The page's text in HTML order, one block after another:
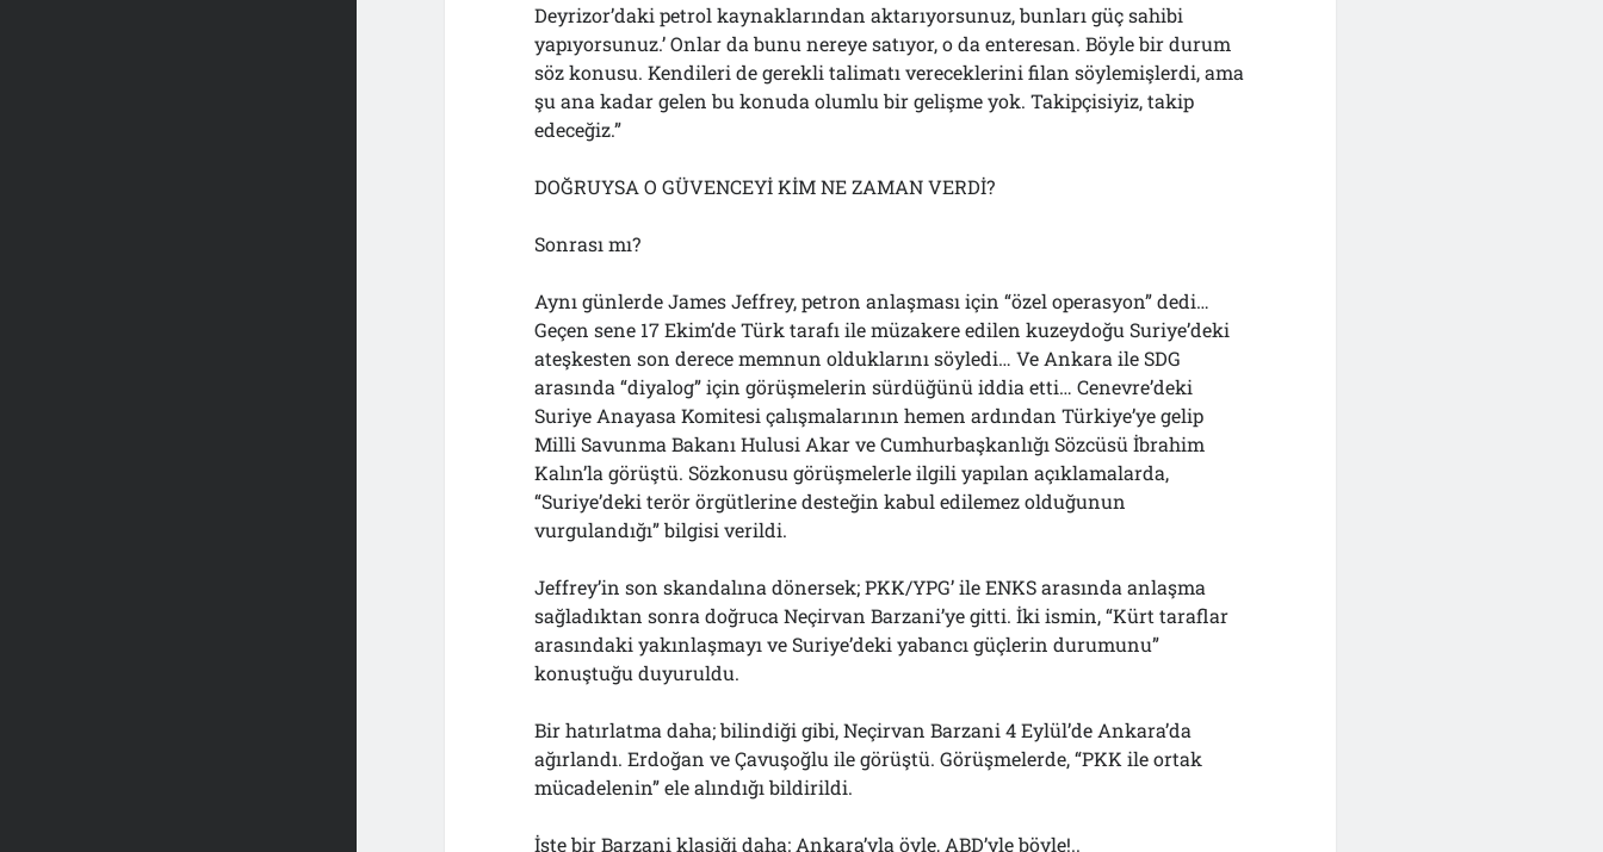
Deyrizor’daki petrol kaynaklarından aktarıyorsunuz, bunları güç sahibi
yapıyorsunuz.’ Onlar da bunu nereye satıyor, o da enteresan. Böyle bir durum
söz konusu. Kendileri de gerekli talimatı vereceklerini filan söylemişlerdi, ama
şu ana kadar gelen bu konuda olumlu bir gelişme yok. Takipçisiyiz, takip
edeceğiz.”
DOĞRUYSA O GÜVENCEYİ KİM NE ZAMAN VERDİ?
Sonrası mı?
Aynı günlerde James Jeffrey, petron anlaşması için “özel operasyon” dedi…
Geçen sene 17 Ekim’de Türk tarafı ile müzakere edilen kuzeydoğu Suriye’deki
ateşkesten son derece memnun olduklarını söyledi… Ve Ankara ile SDG
arasında “diyalog” için görüşmelerin sürdüğünü iddia etti… Cenevre’deki
Suriye Anayasa Komitesi çalışmalarının hemen ardından Türkiye’ye gelip
Milli Savunma Bakanı Hulusi Akar ve Cumhurbaşkanlığı Sözcüsü İbrahim
Kalın’la görüştü. Sözkonusu görüşmelerle ilgili yapılan açıklamalarda,
“Suriye’deki terör örgütlerine desteğin kabul edilemez olduğunun
vurgulandığı” bilgisi verildi.
Jeffrey’in son skandalına dönersek; PKK/YPG’ ile ENKS arasında anlaşma
sağladıktan sonra doğruca Neçirvan Barzani’ye gitti. İki ismin, “Kürt taraflar
arasındaki yakınlaşmayı ve Suriye’deki yabancı güçlerin durumunu”
konuştuğu duyuruldu.
Bir hatırlatma daha; bilindiği gibi, Neçirvan Barzani 4 Eylül’de Ankara’da
ağırlandı. Erdoğan ve Çavuşoğlu ile görüştü. Görüşmelerde, “PKK ile ortak
mücadelenin” ele alındığı bildirildi.
İşte bir Barzani klasiği daha; Ankara’yla öyle, ABD’yle böyle!..